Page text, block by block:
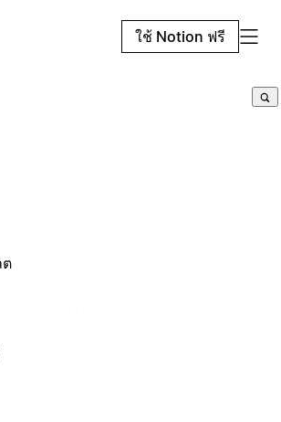
ใช้ Notion ฟรี
ต